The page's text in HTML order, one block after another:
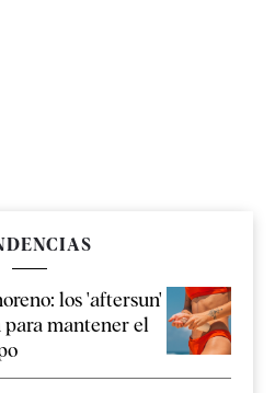
los 'aftersun'
mantener el